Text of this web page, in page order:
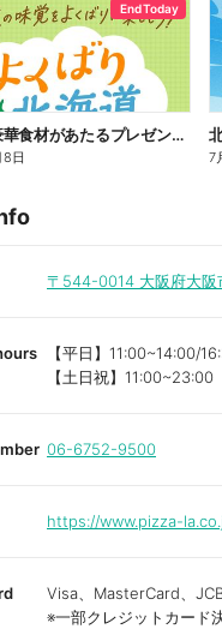
End Today
北海道の豪華食材があたるプレゼントキャンペーン
日 7
〒544-0014 大阪府大
【平日】11:00~14:00/
【土日祝】11:00~23:00
06-6752-9500
https://www.pizza-
Visa、MasterCard、
※一部クレジットカード